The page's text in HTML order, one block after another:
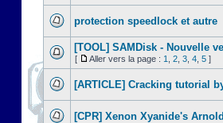
protection speedlock et autre
[TOOL] SAMDisk - Nouvelle
[ Aller vers la page : 1 2 3 4 5 ]
[ARTICLE] Cracking tutorial
[CPR] Xenon Xyanide's